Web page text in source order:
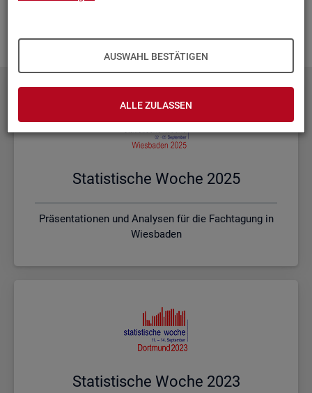
AUSWAHL BESTÄTIGEN
ALLE ZULASSEN
Sta­tis­ti­sche Woche 2025
Präsentationen und Analysen für die Fachtagung in
Wiesbaden
Sta­tis­ti­sche Woche 2023